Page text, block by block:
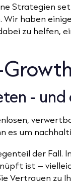
Strategien
Wir haben
zu helfen,
- und
es um
der Fall.
ist –
Vertrauen zu